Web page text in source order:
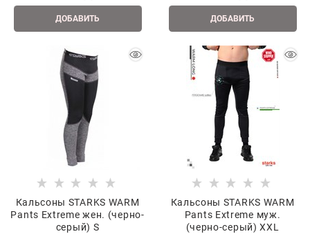
ДОБАВИТЬ ДОБАВИТЬ
Кальсоны STARKS WARM
Pants Extreme жен. (черно-
серый) S
Кальсоны STARKS WARM
Pants Extreme муж.
(черно-серый) XXL